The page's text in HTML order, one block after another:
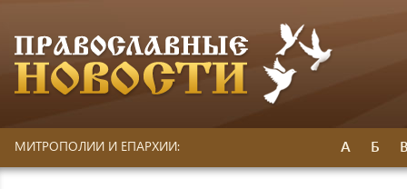
МИТРОПОЛИИ И ЕПАРХИИ: А Б